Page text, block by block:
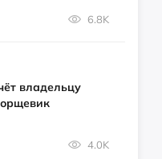
6.8K
владельцу
4.0K